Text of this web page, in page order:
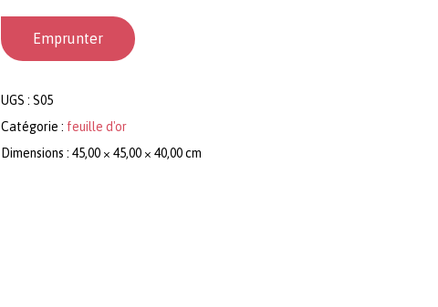
Emprunter
UGS : S05
Catégorie : feuille d'or
Dimensions : 45,00 × 45,00 × 40,00 cm